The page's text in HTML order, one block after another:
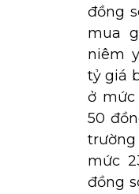
đồng
mua
niêm
tỷ giá
ở mức
50
mức
đồng